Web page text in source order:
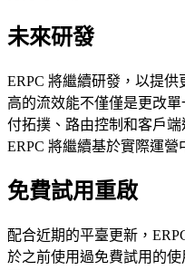
未來研發
ERPC 將繼續研發，以提供
高的流效能不僅僅是更改
付拓撲、路由控制和客戶端
ERPC 將繼續基於實際運營
免費試用重啟
配合近期的平臺更新，
於之前使用過免費試用的